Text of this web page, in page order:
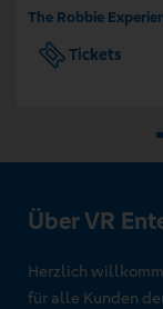
The Robbie
Tickets
Über VR
Herzlich
für alle Kunden